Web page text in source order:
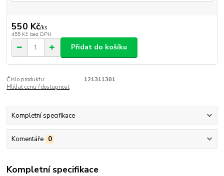
550 Kč/ks
455 Kč bez DPH
Přidat do košíku
Číslo produktu:
121311301
Hlídat cenu / dostupnost
Kompletní specifikace
Komentáře 0
Kompletní specifikace